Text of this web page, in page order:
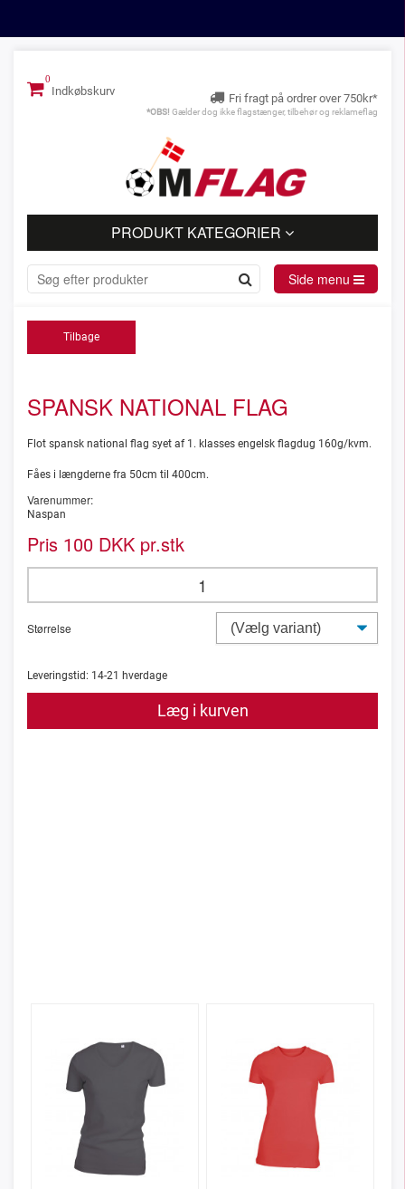
Indkøbskurv
Fri fragt på ordrer over 750kr*
*OBS! Gælder dog ikke flagstænger, tilbehør og reklameflag
PRODUKT KATEGORIER
Side menu
Tilbage
SPANSK NATIONAL FLAG
Flot spansk national flag syet af 1. klasses engelsk flagdug 160g/kvm.
Fåes i længderne fra 50cm til 400cm.
Varenummer:
Naspan
Pris 100 DKK pr.stk
Størrelse
Leveringstid: 14-21 hverdage
Læg i kurven